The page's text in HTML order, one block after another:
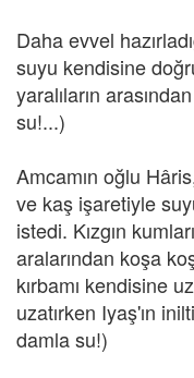
Daha evvel
suyu kendisine
yaralıların
su!...)
Amcamın oğlu
ve kaş işaretiyle
istedi. Kızgın
aralarından koşa
kırbamı kendisine
uzatırken Iyaş'ın
damla su!)